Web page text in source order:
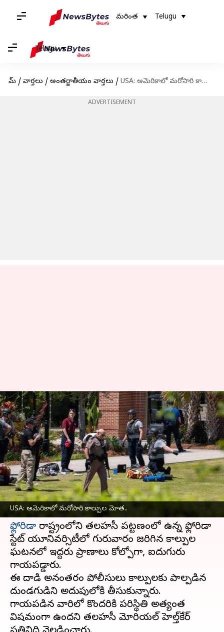
మరింత Telugu
Telugu
హోమ్ / వార్తలు / అంతర్జాతీయం వార్తలు / USA: అమెరికాలో మరోసారి కాల్పుల మోత.. ఫ్లోరిడా స్టేట్‌ యూనివర్సిటీలో ఇద్దరి మృతి
ADVERTISEMENT
USA: అమెరికాలో మరోసారి కాల్పుల మోత..
USA: అమెరికాలో మరోసారి కాల్పుల
మోత.. ఫ్లోరిడా స్టేట్‌ యూనివర్సిటీలో
ఇద్దరి మృతి
వ్రాసిన వారు Sirish Praharaju Apr 18, 2025 08:15 am
ఈ వార్తాకథనం ఏంటి
అమెరికాసంయుక్త రాష్ట్రాల్లో మరోసారి కాల్పుల కలకలం
ఫ్లోరిడా రాష్ట్రంలోని తలహసీ పట్టణంలో ఉన్న ఫ్లోరిడా
స్టేట్ యూనివర్సిటీలో గురువారం జరిగిన కాల్పుల
ఘటనలో ఇద్దరు ప్రాణాలు కోల్పోగా, ఐదుగురు
గాయపడ్డారు.
ఈ దాడి అనంతరం పోలీసులు కాల్పులకు పాల్పడిన
దుండగుడిని అదుపులోకి తీసుకున్నారు.
గాయపడిన వారిలో కొందరికి పరిస్థితి అత్యంత
విషమంగా ఉందని తలహసీ మెమోరియల్ హెల్త్‌కేర్